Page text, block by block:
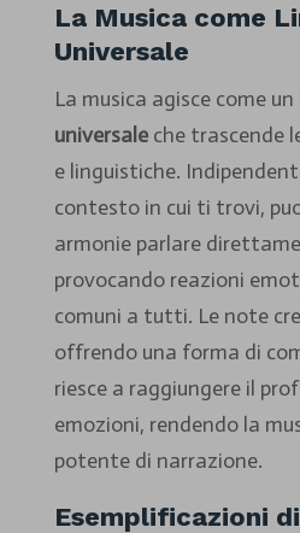
La Musica come
Universale
La musica agisce come un
universaleche trascende
e linguistiche.
contesto in cui ti trovi,
armonie parlare
provocando reazioni
comuni a tutti. Le note
offrendo una forma di
riesce a raggiungere il
emozioni, rendendo la
potente di narrazione.
Esemplificazioni